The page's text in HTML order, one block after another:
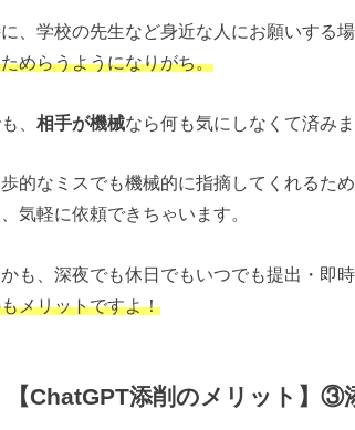
、学校の先生など身近な人にお願いする場
めらうようになりがち。
、 相手が機械なら何も気にしなくて済みま
的なミスでも機械的に指摘してくれるた
、気軽に依頼できちゃいます。
かも、深夜でも休日でもいつでも提出・即時
メリットですよ！
【ChatGPT添削のメリット】